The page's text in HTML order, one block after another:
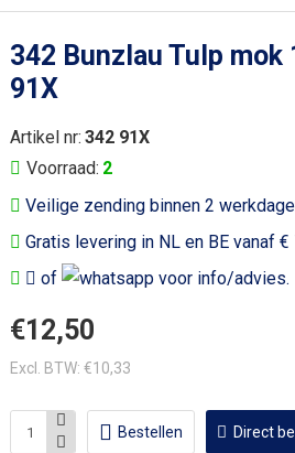
342 Bunzlau Tulp mok
91X
Veilige zending binnen 2
Gratis levering in NL en BE vanaf €
of
voor info/advies.
Voorraad: 2
Artikel nr: 342 91X
€12,50
Excl. BTW: €10,33
Bestellen Direct